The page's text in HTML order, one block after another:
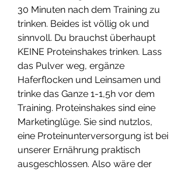
30 Minuten nach dem Training zu
trinken. Beides ist völlig ok und
sinnvoll. Du brauchst überhaupt
KEINE Proteinshakes trinken. Lass
das Pulver weg, ergänze
Haferflocken und Leinsamen und
trinke das Ganze 1-1,5h vor dem
Training. Proteinshakes sind eine
Marketinglüge. Sie sind nutzlos,
eine Proteinunterversorgung ist bei
unserer Ernährung praktisch
ausgeschlossen. Also wäre der